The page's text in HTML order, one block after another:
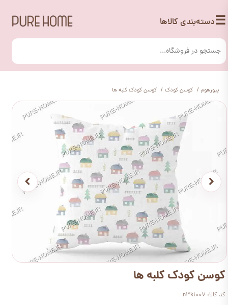
☰دسته‌بندی کالاها
پیورهوم کوسن کودک کوسن کودک کلبه ها
کوسن کودک کلبه ها
کد کالا: n3k1007